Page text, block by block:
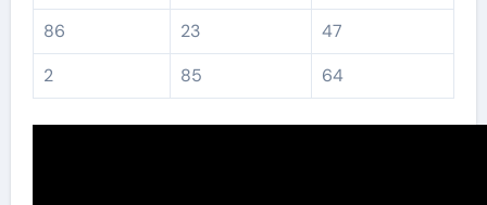
86
23
47
2
85 64